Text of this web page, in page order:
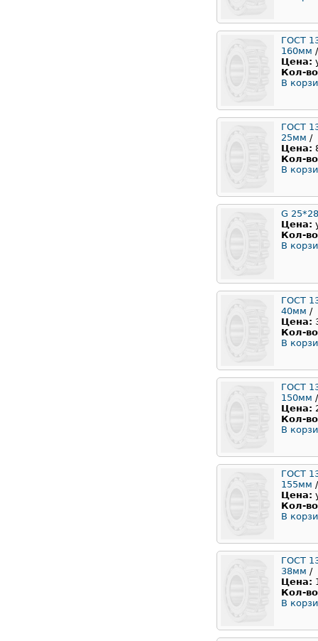
ГОСТ
160мм /
Цена:
Кол-
В
ГОСТ
25мм /
Цена:
Кол-
В
G
Цена:
Кол-
В
ГОСТ
40мм /
Цена:
Кол-
В
ГОСТ
150мм /
Цена:
Кол-
В
ГОСТ
155мм /
Цена:
Кол-
В
ГОСТ
38мм /
Цена:
Кол-
В